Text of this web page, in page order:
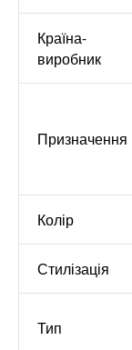
Країна-
виробник
Призначення
Колір
Стилізація
Тип